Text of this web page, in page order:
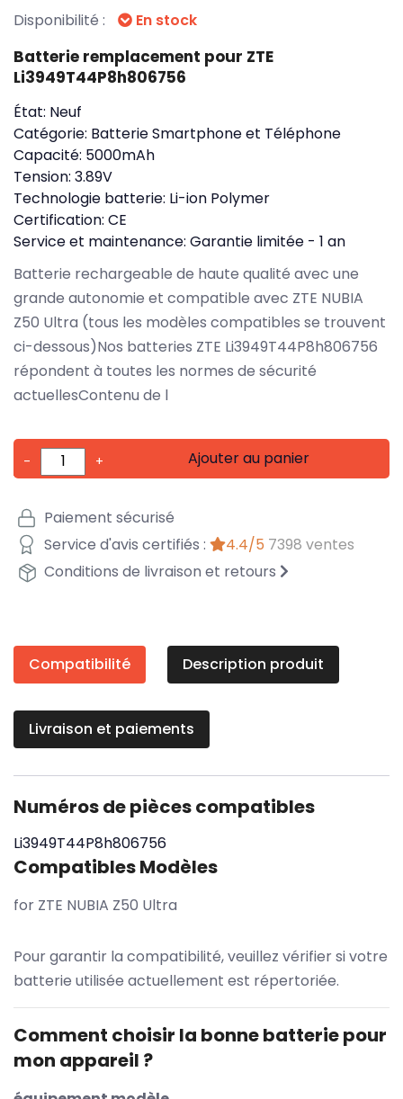
Disponibilité : En stock
Batterie remplacement pour ZTE
Li3949T44P8h806756
État: Neuf
Catégorie: Batterie Smartphone et Téléphone
Capacité: 5000mAh
Tension: 3.89V
Technologie batterie: Li-ion Polymer
Certification: CE
Service et maintenance: Garantie limitée - 1 an
Batterie rechargeable de haute qualité avec une
grande autonomie et compatible avec ZTE NUBIA
Z50 Ultra (tous les modèles compatibles se trouvent
ci-dessous)Nos batteries ZTE Li3949T44P8h806756
répondent à toutes les normes de sécurité
actuellesContenu de l
- + Ajouter au panier
Paiement sécurisé
Service d'avis certifiés :
4.4/5 7398 ventes
Conditions de livraison et retours
Compatibilité Description produit
Livraison et paiements
Numéros de pièces compatibles
Li3949T44P8h806756
Compatibles Modèles
for ZTE NUBIA Z50 Ultra
Pour garantir la compatibilité, veuillez vérifier si votre
batterie utilisée actuellement est répertoriée.
Comment choisir la bonne batterie pour
mon appareil ?